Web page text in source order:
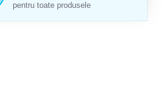
pentru toate produsele